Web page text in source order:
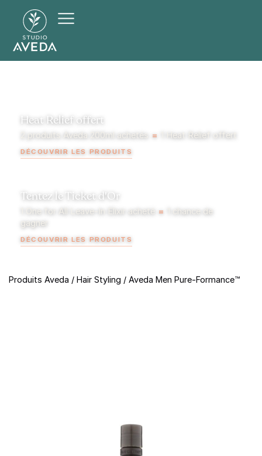
Heat Relief offert
2 produits Aveda 200ml achetés = 1 Heat Relief offert
DÉCOUVRIR LES PRODUITS
Tentez le Ticket d'Or
1 One for All Leave-In Elixir acheté =
1 chance de
gagner
DÉCOUVRIR LES PRODUITS
Produits Aveda / Hair Styling / Aveda Men Pure-Formance™